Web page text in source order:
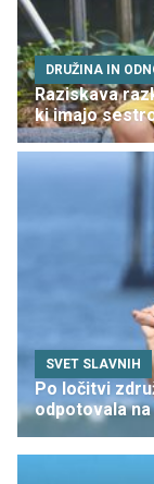
DRUŽINA IN
Raziskava
ki imajo
SVET SLAVNIH
Po ločitvi
odpotovala